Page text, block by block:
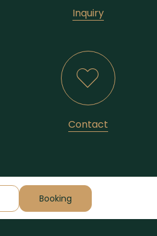
Inquiry
Contact
Booking